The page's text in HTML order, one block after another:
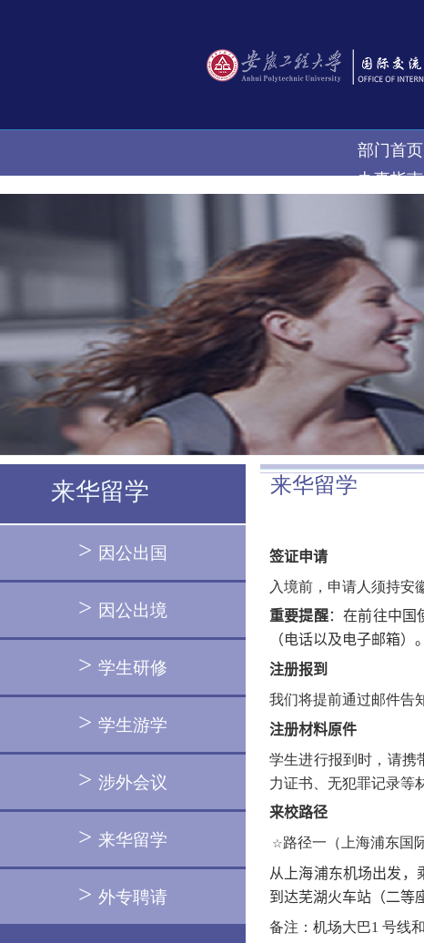
部门首页
办事指南
来华留学
> 因公出国
> 因公出境
> 学生研修
> 学生游学
> 涉外会议
> 来华留学
> 外专聘请
来华留学
签证申请
入境前，申请人须持安
重要提醒：在前往中国
（电话以及电子邮箱）。
注册报到
我们将提前通过邮件告
注册材料原件
学生进行报到时，请携
力证书、无犯罪记录等
来校路径
☆路径一（上海浦东国
从上海浦东机场出发，
到达芜湖火车站（二等
备注：机场大巴1 号线和